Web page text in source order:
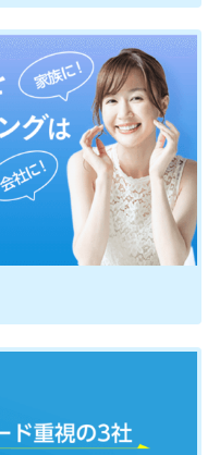
診断
Q&A
のまま払いきると
の見直しで40万円